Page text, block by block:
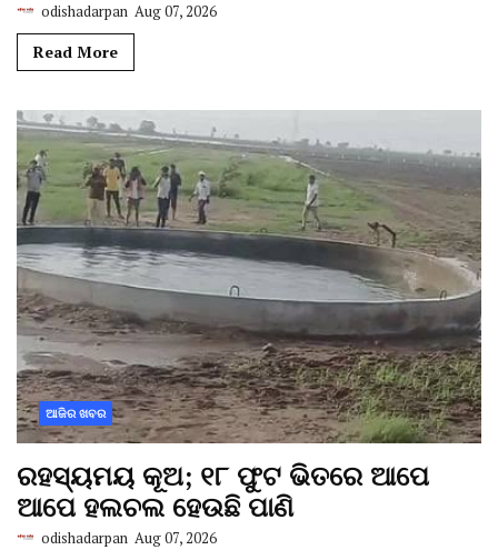
odishadarpan Aug 07, 2026
Read More
ଆଜିର ଖବର
ରହସ୍ୟମୟ କୂଅ; ୧୮ ଫୁଟ ଭିତରେ ଆପେ
ଆପେ ହଲଚଲ ହେଉଛି ପାଣି
odishadarpan Aug 07, 2026